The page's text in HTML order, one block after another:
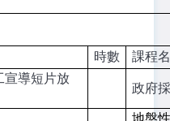
時數
課程
宣導短片放
政府
地盤